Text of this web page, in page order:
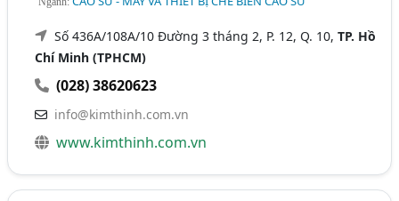
Số 436A/108A/10 Đường 3 tháng 2, P. 12, Q. 10,TP. Hồ
Chí Minh (TPHCM)
(028) 38620623
info@kimthinh.com.vn
www.kimthinh.com.vn